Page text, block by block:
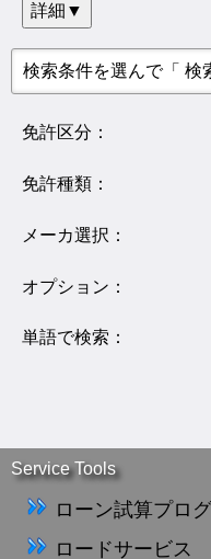
詳細▼
検索条件を選んで「 検
免許区分：
免許種類：
メーカ選択：
オプション：
単語で検索：
Service Tools
ローン試算プロ
ロードサービス